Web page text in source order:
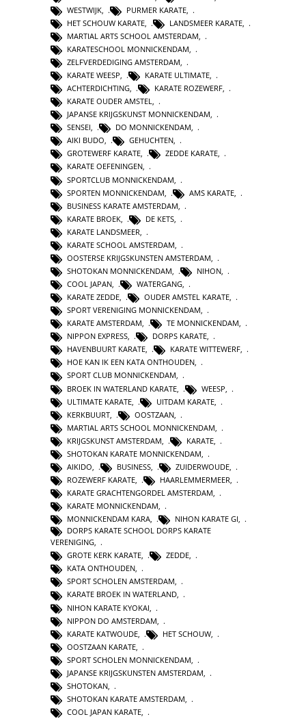
WESTWIJK
PURMER KARATE
HET SCHOUW KARATE
LANDSMEER KARATE
MARTIAL ARTS SCHOOL AMSTERDAM
KARATESCHOOL MONNICKENDAM
ZELFVERDEDIGING AMSTERDAM
KARATE WEESP, KARATE ULTIMATE,
ACHTERDICHTING, KARATE ROZEWERF,
KARATE OUDER AMSTEL,
JAPANSE KRIJGSKUNST MONNICKENDAM,
SENSEI, DO MONNICKENDAM,
AIKI BUDO, GEHUCHTEN,
GROTEWERF KARATE, ZEDDE KARATE,
KARATE OEFENINGEN,
SPORTCLUB MONNICKENDAM
SPORTEN MONNICKENDAM
AMS KARATE
BUSINESS KARATE AMSTERDAM
KARATE BROEK
DE KETS
KARATE LANDSMEER
KARATE SCHOOL AMSTERDAM
OOSTERSE KRIJGSKUNSTEN AMSTERDAM
SHOTOKAN MONNICKENDAM
NIHON
COOL JAPAN, WATERGANG,
KARATE ZEDDE, OUDER AMSTEL KARATE,
SPORT VERENIGING MONNICKENDAM,
KARATE AMSTERDAM, TE MONNICKENDAM,
NIPPON EXPRESS, DORPS KARATE,
HAVENBUURT KARATE, KARATE WITTEWERF,
HOE KAN IK EEN KATA ONTHOUDEN,
SPORT CLUB MONNICKENDAM,
BROEK IN WATERLAND KARATE
WEESP
ULTIMATE KARATE
UITDAM KARATE
KERKBUURT
OOSTZAAN
MARTIAL ARTS SCHOOL MONNICKENDAM
KRIJGSKUNST AMSTERDAM
KARATE
SHOTOKAN KARATE MONNICKENDAM
AIKIDO
BUSINESS ZUIDERWOUDE
ROZEWERF KARATE
HAARLEMMERMEER
KARATE GRACHTENGORDEL AMSTERDAM,
KARATE MONNICKENDAM,
MONNICKENDAM KARA, NIHON KARATE GI,
DORPS KARATE SCHOOL DORPS KARATE
VERENIGING,
GROTE KERK KARATE, ZEDDE,
KATA ONTHOUDEN,
SPORT SCHOLEN AMSTERDAM,
KARATE BROEK IN WATERLAND,
NIHON KARATE KYOKAI
NIPPON DO AMSTERDAM
KARATE KATWOUDE
HET SCHOUW
OOSTZAAN KARATE
SPORT SCHOLEN MONNICKENDAM
JAPANSE KRIJGSKUNSTEN AMSTERDAM
SHOTOKAN
SHOTOKAN KARATE AMSTERDAM
COOL JAPAN KARATE,